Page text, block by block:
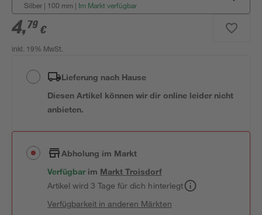
Silber | 100 mm | Im Markt verfügbar
4,79 €
inkl. 19% MwSt.
Lieferung nach Hause
Diesen Artikel können wir dir online leider nicht
anbieten.
Abholung im Markt
Verfügbar im MarktTroisdorf
Artikel wird 3 Tage für dich hinterlegt
Verfügbarkeit in anderen Märkten